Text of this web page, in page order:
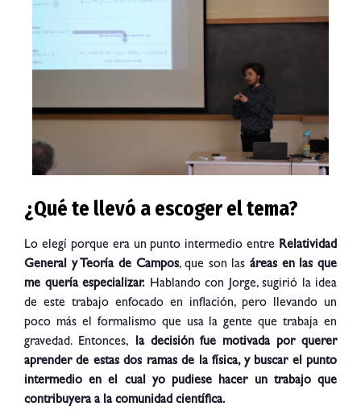
¿Qué te llevó a escoger el tema?
Lo elegí porque era un punto intermedio entre Relatividad
General y Teoría de Campos, que son lasáreas en las que
me quería especializar. Hablando con Jorge, sugirió la idea
de este trabajo enfocado en inflación, pero llevando un
poco más el formalismo que usa la gente que trabaja en
gravedad. Entonces, la decisión fue motivada por querer
aprender de estas dos ramas de la física, y buscar el punto
intermedio en el cual yo pudiese hacer un trabajo que
contribuyera a la comunidad científica.